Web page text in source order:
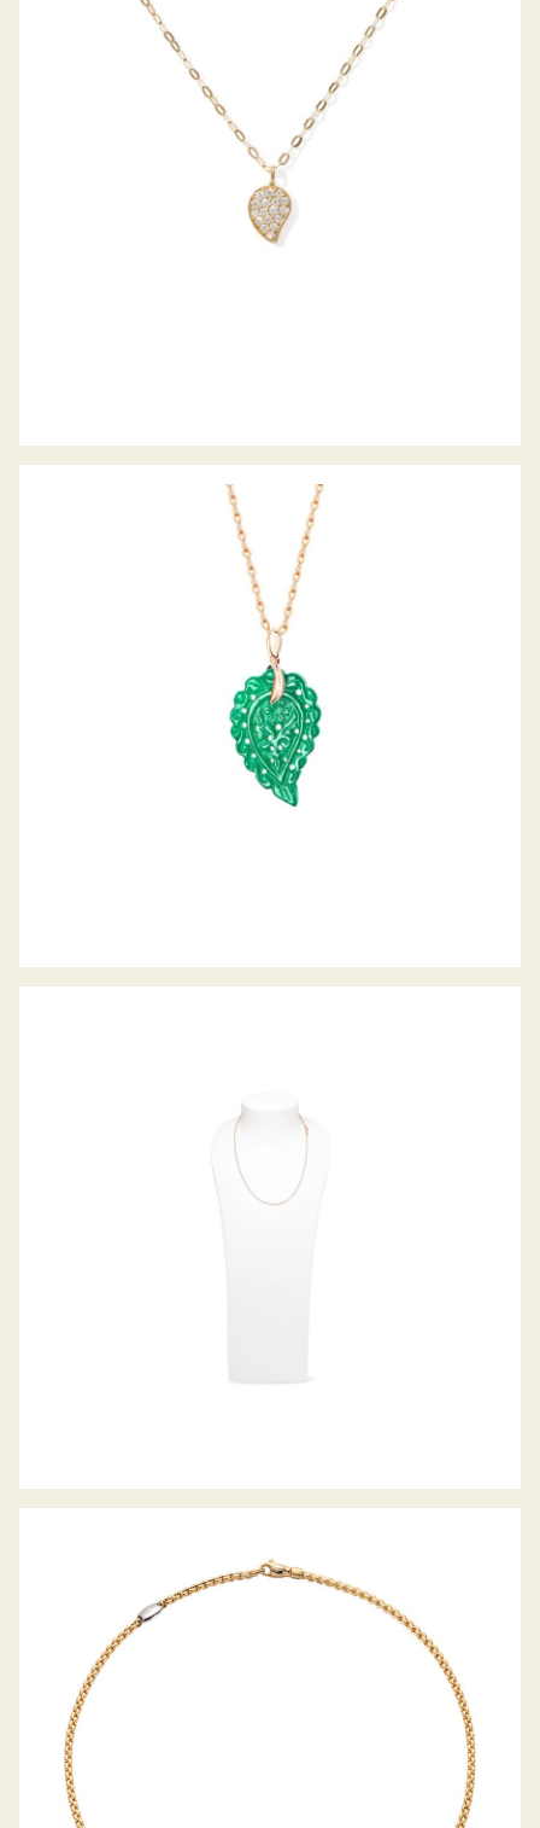
SIGNATURE COLLIER SPARKLE PAVE
ANHÄNGER INDIA
BELCHER COLLIER
COLLIER EKA TINY KOLLEKTION